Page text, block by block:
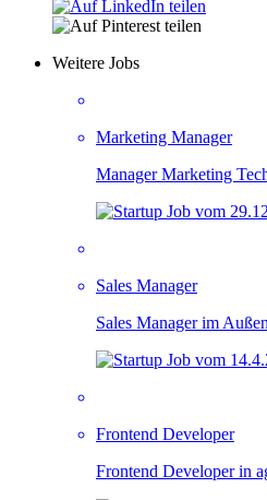
Weitere Jobs
Marketing Manager
Manager Marketing
Sales Manager
Sales Manager im
Frontend Developer
Frontend Developer in